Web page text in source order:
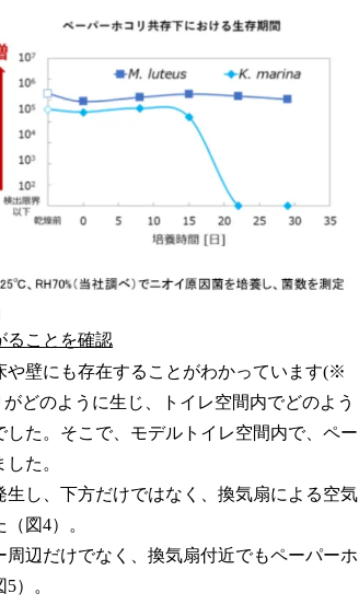
ることを確認
や壁にも存在することがわかっています(※
どのように生じ、トイレ空間内でどのよう
た。そこで、モデルトイレ空間内で、ペー
た。
し、下方だけではなく、換気扇による空気
図4）。
辺だけでなく、換気扇付近でもペーパーホ
）。